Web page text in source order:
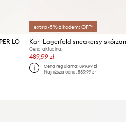
LO
extra -5% z kodem: OFF*
Cena aktualna:
489,99 zł
Cena regularna: 899,99 zł
Najniższa cena: 539,99 zł